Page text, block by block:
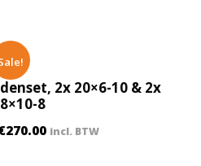
2x 20×6-10 & 2x
8
270.00 incl. BTW